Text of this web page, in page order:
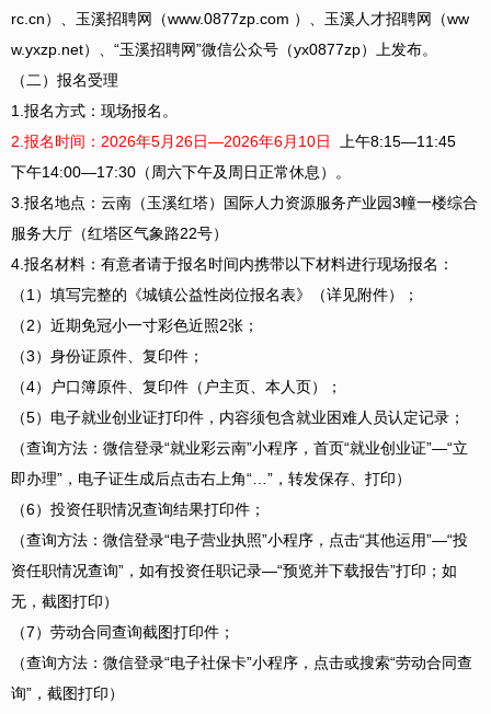
rc.cn）、玉溪招聘网（www.0877zp.com ）、玉溪人才招聘网（ww
w.yxzp.net）、“玉溪招聘网”微信公众号（yx0877zp）上发布。
（二）报名受理
1.报名方式：现场报名。
2.报名时间：2026年5月26日—2026年6月10日
上午8:15—11:45
下午14:00—17:30（周六下午及周日正常休息）。
3.报名地点：云南（玉溪红塔）国际人力资源服务产业园3幢一楼综合
服务大厅（红塔区气象路22号）
4.报名材料：有意者请于报名时间内携带以下材料进行现场报名：
（1）填写完整的《城镇公益性岗位报名表》（详见附件）；
（2）近期免冠小一寸彩色近照2张；
（3）身份证原件、复印件；
（4）户口簿原件、复印件（户主页、本人页）；
（5）电子就业创业证打印件，内容须包含就业困难人员认定记录；
（查询方法：微信登录“就业彩云南”小程序，首页“就业创业证”—“立
即办理”，电子证生成后点击右上角“…”，转发保存、打印）
（6）投资任职情况查询结果打印件；
（查询方法：微信登录“电子营业执照”小程序，点击“其他运用”—“投
资任职情况查询”，如有投资任职记录—“预览并下载报告”打印；如
无，截图打印）
（7）劳动合同查询截图打印件；
（查询方法：微信登录“电子社保卡”小程序，点击或搜索“劳动合同查
询”，截图打印）